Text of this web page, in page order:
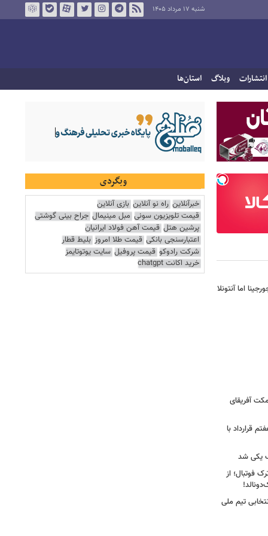
شنبه ۱۷ مرداد ۱۴۰۵
انتشارات وبلاگ استان‌ها
اما آنتونلا
آفریقای
قرارداد با
یکی شد
فوتبال؛ از
تیم ملی
وبگردی
خبرآنلاین راه نو آنلاین بازی آنلاین
قیمت تلویزیون سونی مبل مینیمال جراح بینی گوشتی
پرشین هتل قیمت آهن فولاد ایرانیان
اعتبارسنجی بانکی قیمت طلا امروز بلیط قطار
شرکت رادوکو قیمت پروفیل سایت یوتوتایمز
خرید اکانت chatgpt